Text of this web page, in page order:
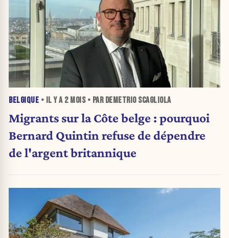
BELGIQUE • IL Y A 2 MOIS• PAR DEMETRIO SCAGLIOLA
Migrants sur la Côte belge : pourquoi
Bernard Quintin refuse de dépendre
de l'argent britannique